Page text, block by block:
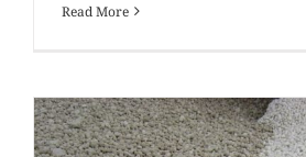
Read More